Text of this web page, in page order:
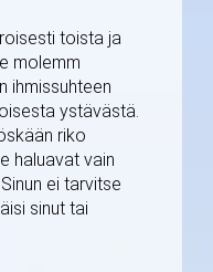
toista ja
molemm
ihmissuhteen
ystävästä.
riko
haluavat vain
ei tarvitse
sinut tai